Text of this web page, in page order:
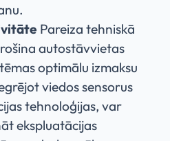
Pareiza tehniskā
autostāvvietas
optimālu izmaksu
viedos sensorus
tehnoloģijas, var
ekspluatācijas